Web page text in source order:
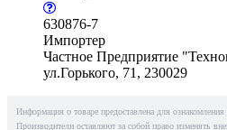
630876-7
Импортер
Частное Предприятие
ул.Горького, 71, 230029
Информация о товаре предоставлена для
Производители оставляют за собой право изменять